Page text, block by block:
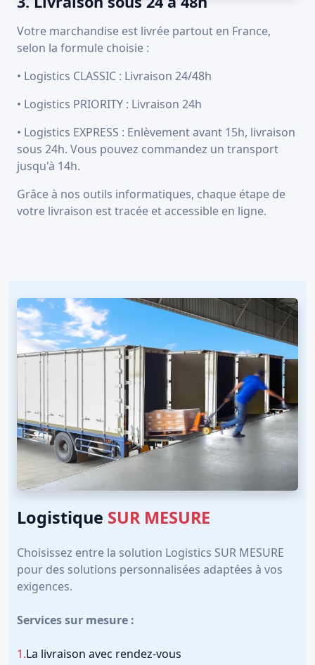
Votre marchandise est livrée partout en France,
selon la formule choisie :
• Logistics CLASSIC : Livraison 24/48h
• Logistics PRIORITY : Livraison 24h
• Logistics EXPRESS : Enlèvement avant 15h, livraison
sous 24h. Vous pouvez commandez un transport
jusqu'à 14h.
Grâce à nos outils informatiques, chaque étape de
votre livraison est tracée et accessible en ligne.
Logistique SUR MESURE
Choisissez entre la solution Logistics SUR MESURE
pour des solutions personnalisées adaptées à vos
exigences.
Services sur mesure :
1.La livraison avec rendez-vous